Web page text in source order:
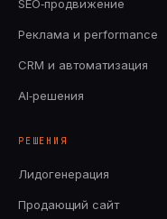
SEO‑продвижение
Реклама и performance
CRM и автоматизация
AI‑решения
РЕШЕНИЯ
Лидогенерация
Продающий сайт